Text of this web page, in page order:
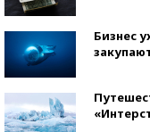
Бизнес